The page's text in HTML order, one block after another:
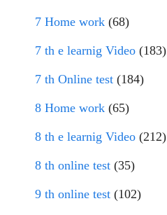
7 Home work (68)
7 th e learnig Video (183)
7 th Online test (184)
8 Home work (65)
8 th e learnig Video (212)
8 th online test (35)
9 th online test (102)